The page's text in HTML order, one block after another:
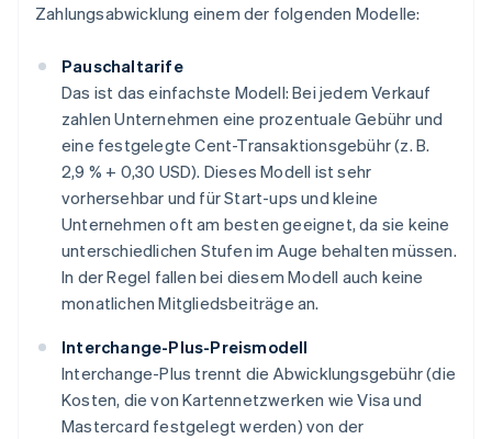
Zahlungsabwicklung einem der folgenden Modelle:
Pauschaltarife
Das ist das einfachste Modell: Bei jedem Verkauf
zahlen Unternehmen eine prozentuale Gebühr und
eine festgelegte Cent-Transaktionsgebühr (z. B.
2,9 % + 0,30 USD). Dieses Modell ist sehr
vorhersehbar und für Start-ups und kleine
Unternehmen oft am besten geeignet, da sie keine
unterschiedlichen Stufen im Auge behalten müssen.
In der Regel fallen bei diesem Modell auch keine
monatlichen Mitgliedsbeiträge an.
Interchange-Plus-Preismodell
Interchange-Plus trennt die Abwicklungsgebühr (die
Kosten, die von Kartennetzwerken wie Visa und
Mastercard festgelegt werden) von der